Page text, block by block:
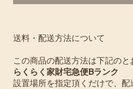
送料・配送方法について
この商品の配送方法は下記のと
らくらく家財宅急便Bランク
設置場所を指定頂くだけで、